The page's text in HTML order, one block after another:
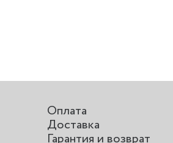
Оплата
Доставка
Гарантия и возврат